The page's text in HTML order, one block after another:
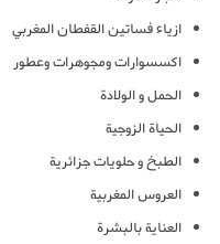
ازياء فساتين القفطان المغربي
اكسسوارات ومجوهرات وعطور
الحمل و الولادة
الحياة الزوجية
الطبخ و حلويات جزائرية
العروس المغربية
العناية بالبشرة